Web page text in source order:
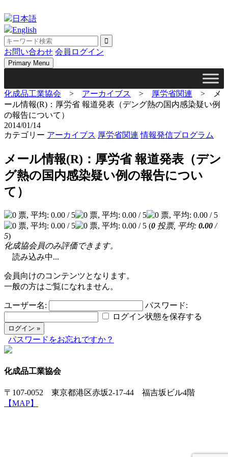
to
content
日本語
English
お問い合わせ 会員ログイン
Primary Menu
化成品工業協会 > アーカイブス > 厚労省関連 >
メ
ール情報(R)：厚労省 報道発表（デング熱の国内感染疑い例
の報告について）
2014/01/14
カテゴリー アーカイブス 厚労省関連 情報発信プログラム
メール情報(R)：厚労省 報道発表（デン
グ熱の国内感染疑い例の報告につい
て）
(0 投票, 平均: 0.00 /
5)
化成協会員のみ評価できます。
読み込み中...
会員向けのコンテンツとなります。
一般の方はご覧になれません。
ユーザー名:
パスワード:
ログイン状態を保存する
パスワードをお忘れですか？
化成品工業協会
〒107-0052 東京都港区赤坂2-17-44 福吉坂ビル4階
【MAP】